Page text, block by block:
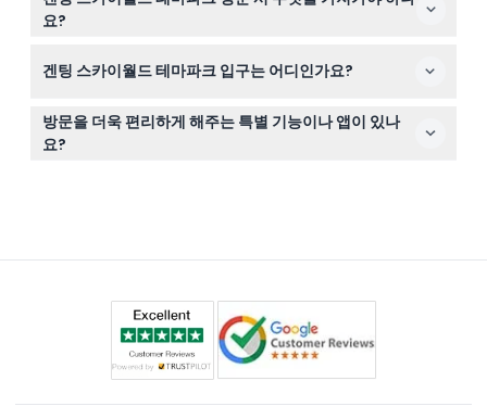
중히 선택하시기 바랍니다.
요?
지 않은 추가 비용 결제용 현금 또는 카드를 준비하세요.
겐팅 스카이월드 테마파크 입구는 어디인가요?
입구는 겐팅 하이랜즈 도착 후 찾기 쉬운 스카이에비뉴 몰
지하 1층 스카이에비뉴 게이트웨이를 통해 들어갑니다.
방문을 더욱 편리하게 해주는 특별 기능이나 앱이 있나
요?